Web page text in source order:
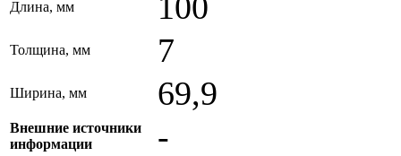
Длина, мм
Толщина, мм 7
Ширина, мм 69,9
Внешние источники
информации
-